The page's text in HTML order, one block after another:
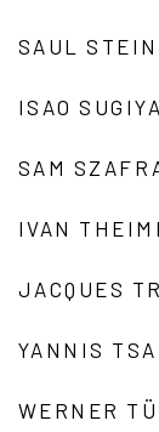
SAUL
ISAO
SAM
IVAN
JACQUES
YANNIS
WERNER